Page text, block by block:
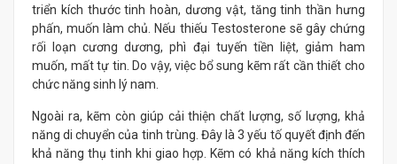
triển kích thước tinh hoàn, dương vật, tăng tinh thần hưng
phấn, muốn làm chủ. Nếu thiếu Testosterone sẽ gây chứng
rối loạn cương dương, phì đại tuyến tiền liệt, giảm ham
muốn, mất tự tin. Do vậy, việc bổ sung kẽm rất cần thiết cho
chức năng sinh lý nam.
Ngoài ra, kẽm còn giúp cải thiện chất lượng, số lượng, khả
năng di chuyển của tinh trùng. Đây là 3 yếu tố quyết định đến
khả năng thụ tinh khi giao hợp. Kẽm có khả năng kích thích